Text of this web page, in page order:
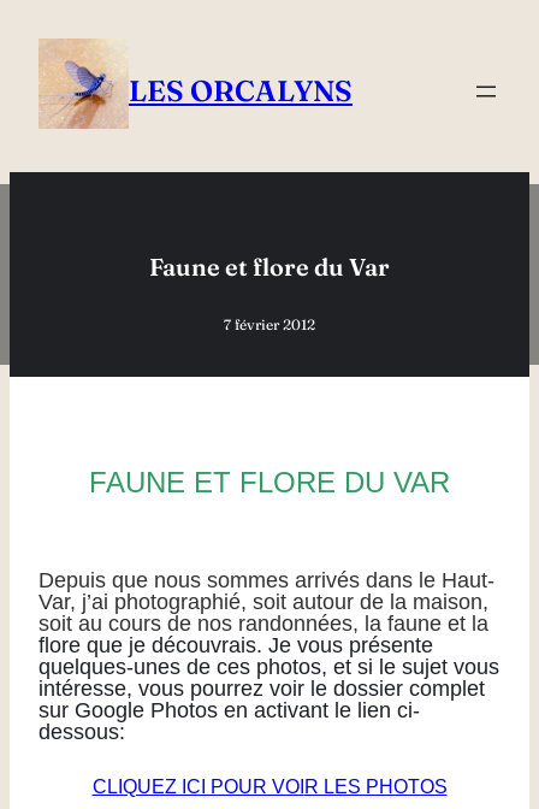
contenu
LES ORCALYNS
Faune et flore du Var
7 février 2012
FAUNE ET FLORE DU VAR
Depuis que nous sommes arrivés dans le Haut-
Var, j’ai photographié, soit autour de la maison,
soit au cours de nos randonnées, la faune et la
flore que je découvrais. Je vous présente
quelques-unes de ces photos, et si le sujet vous
intéresse, vous pourrez voir le dossier complet
sur Google Photos en activant le lien ci-
dessous:
CLIQUEZ ICI POUR VOI R LES PHOTOS